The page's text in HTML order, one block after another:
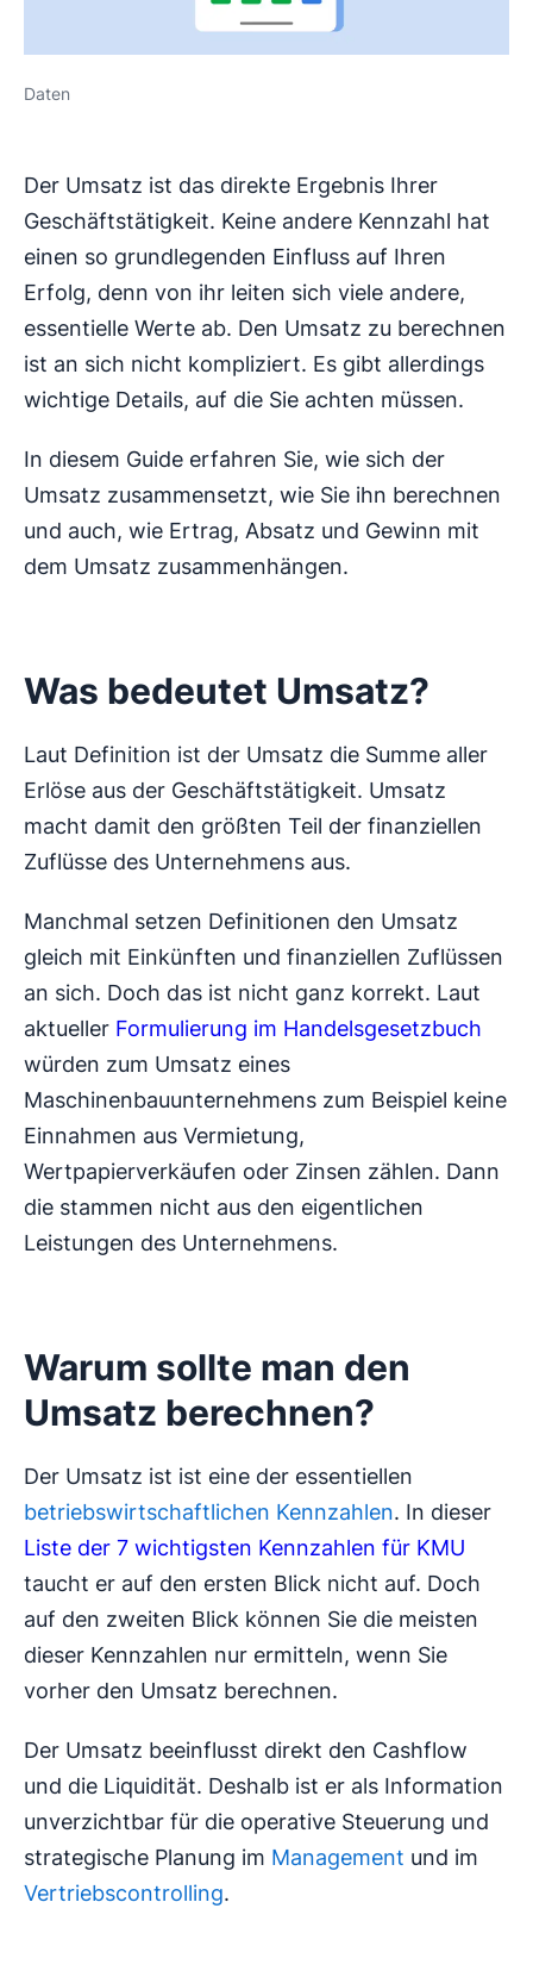
Daten
Der Umsatz ist das direkte Ergebnis Ihrer
Geschäftstätigkeit. Keine andere Kennzahl hat
einen so grundlegenden Einfluss auf Ihren
Erfolg, denn von ihr leiten sich viele andere,
essentielle Werte ab. Den Umsatz zu berechnen
ist an sich nicht kompliziert. Es gibt allerdings
wichtige Details, auf die Sie achten müssen.
In diesem Guide erfahren Sie, wie sich der
Umsatz zusammensetzt, wie Sie ihn berechnen
und auch, wie Ertrag, Absatz und Gewinn mit
dem Umsatz zusammenhängen.
Was bedeutet Umsatz?
Laut Definition ist der Umsatz die Summe aller
Erlöse aus der Geschäftstätigkeit. Umsatz
macht damit den größten Teil der finanziellen
Zuflüsse des Unternehmens aus.
Manchmal setzen Definitionen den Umsatz
gleich mit Einkünften und finanziellen Zuflüssen
an sich. Doch das ist nicht ganz korrekt. Laut
aktueller Formulierung im Handelsgesetzbuch
würden zum Umsatz eines
Maschinenbauunternehmens zum Beispiel keine
Einnahmen aus Vermietung,
Wertpapierverkäufen oder Zinsen zählen. Dann
die stammen nicht aus den eigentlichen
Leistungen des Unternehmens.
Warum sollte man den
Umsatz berechnen?
Der Umsatz ist ist eine der essentiellen
betriebswirtschaftlichen Kennzahlen. In dieser
Liste der 7 wichtigsten Kennzahlen für KMU
taucht er auf den ersten Blick nicht auf. Doch
auf den zweiten Blick können Sie die meisten
dieser Kennzahlen nur ermitteln, wenn Sie
vorher den Umsatz berechnen.
Der Umsatz beeinflusst direkt den Cashflow
und die Liquidität. Deshalb ist er als Information
unverzichtbar für die operative Steuerung und
strategische Planung im Management und im
Vertriebscontrolling.